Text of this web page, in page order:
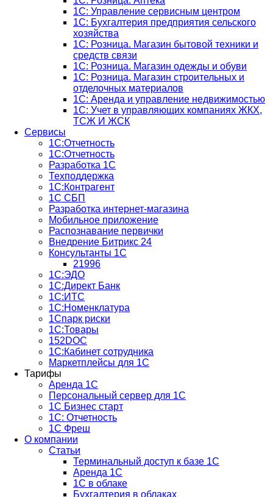
1С: Управление сервисным центром
1С: Бухгалтерия предприятия сельского
хозяйства
1С: Розница. Магазин бытовой техники и
средств связи
1С: Розница. Магазин одежды и обуви
1С: Розница. Магазин строительных и
отделочных материалов
1С: Аренда и управление недвижимостью
1C: Учет в управляющих компаниях ЖКХ,
ТСЖ И ЖСК
Сервисы
1С:Отчетность
1С:Отчетность
Разработка 1С
Техподдержка
1С:Контрагент
1С СБП
Разработка интернет-магазина
Мобильное приложение
Распознавание первички
Внедрение Битрикс 24
Консультанты 1С
21996
1С:ЭДО
1С:Директ Банк
1С:ИТС
1С:Номенклатура
1Спарк риски
1С:Товары
152DOC
1С:Кабинет сотрудника
Маркетплейсы для 1С
Тарифы
Аренда 1С
Персональный сервер для 1С
1С Бизнес старт
1С: Отчетность
1C Фреш
О компании
Статьи
Терминальный доступ к базе 1С
Аренда 1С
1С в облаке
Бухгалтерия в облаках